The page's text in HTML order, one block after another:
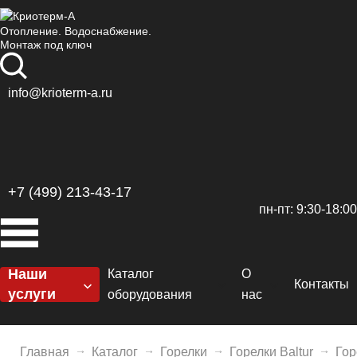
Отопление. Водоснабжение.
Монтаж под ключ
info@krioterm-a.ru
+7 (499) 213-43-17
пн-пт: 9:30-18:00
Наши
услуги
Отопление
Каталог
оборудования
Котлы
О
нас
Сертификаты
Контакты
Главная Каталог Горелки Горелки Baltur